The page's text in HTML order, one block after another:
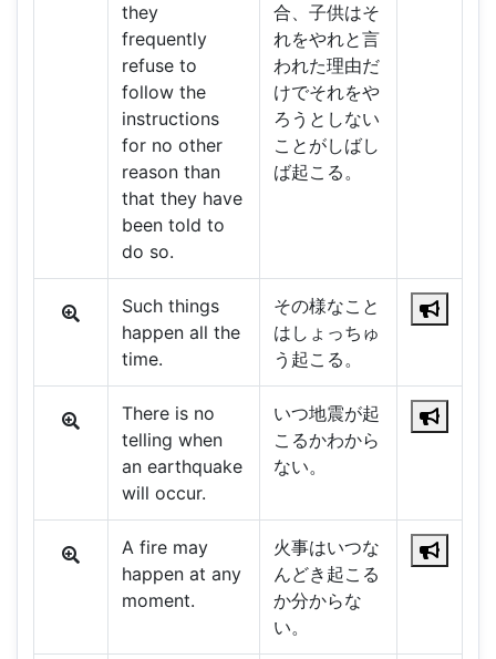
they
frequently
refuse to
follow the
instructions
for no other
reason than
that they have
been told to
do so.
合、子供はそ
れをやれと言
われた理由だ
けでそれをや
ろうとしない
ことがしばし
ば起こる。
Such things
happen all the
time.
その様なこと
はしょっちゅ
う起こる。
There is no
telling when
an earthquake
will occur.
いつ地震が起
こるかわから
ない。
A fire may
happen at any
moment.
火事はいつな
んどき起こる
か分からな
い。